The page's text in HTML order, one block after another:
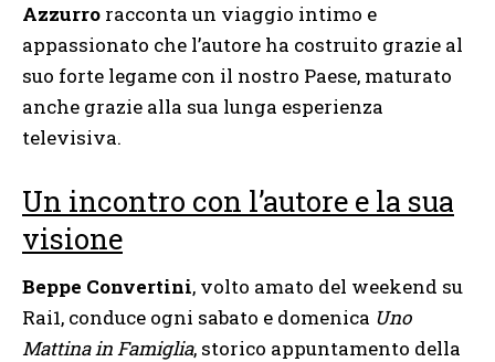
Azzurro racconta un viaggio intimo e
appassionato che l’autore ha costruito grazie al
suo forte legame con il nostro Paese, maturato
anche grazie alla sua lunga esperienza
televisiva.
Un incontro con l’autore e la sua
visione
Beppe Convertini, volto amato del weekend su
Rai1, conduce ogni sabato e domenica Uno
Mattina in Famiglia, storico appuntamento della